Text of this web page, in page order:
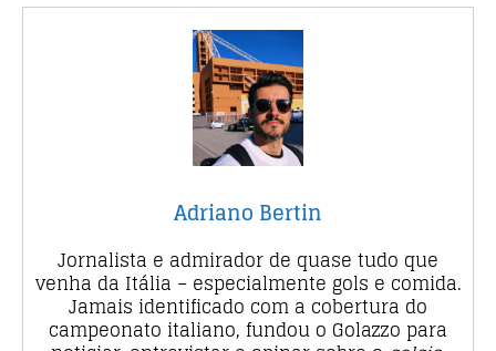
Adriano Bertin
Jornalista e admirador de quase tudo que
venha da Itália – especialmente gols e comida.
Jamais identificado com a cobertura do
campeonato italiano, fundou o Golazzo para